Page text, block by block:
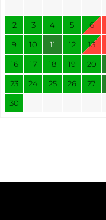
2 3 4 5 6
9 10 11 12 13
16 17 18 19 20
23 24 25 26 27
30